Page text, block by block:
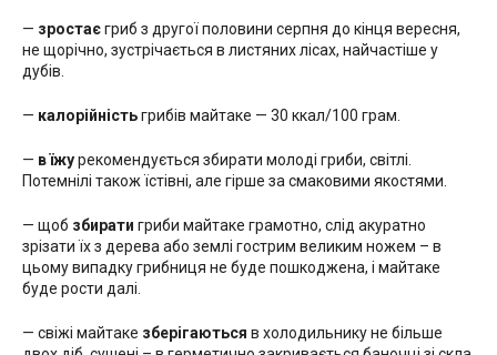
— зростаєгриб з другої половини серпня до кінця вересня,
не щорічно, зустрічається в листяних лісах, найчастіше у
дубів.
— калорійністьгрибів майтаке — 30 ккал/100 грам.
— в їжурекомендується збирати молоді гриби, світлі.
Потемнілі також їстівні, але гірше за смаковими якостями.
— щоб збирати гриби майтаке грамотно, слід акуратно
зрізати їх з дерева або землі гострим великим ножем – в
цьому випадку грибниця не буде пошкоджена, і майтаке
буде рости далі.
— свіжі майтаке зберігаються в холодильнику не більше